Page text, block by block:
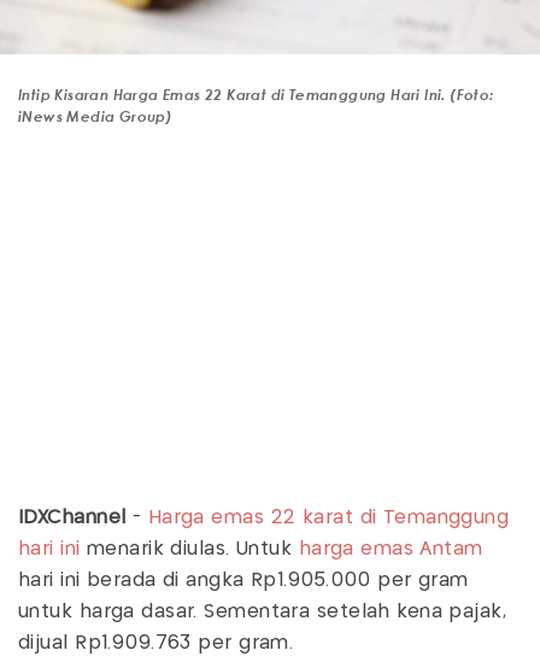
Intip Kisaran Harga Emas 22 Karat di Temanggung Hari Ini. (Foto:
iNews Media Group)
IDXChannel -
Harga emas 22 karat di Temanggung
hari ini menarik diulas. Untuk harga emas Antam
hari ini berada di angka Rp1.905.000 per gram
untuk harga dasar. Sementara setelah kena pajak,
dijual Rp1.909.763 per gram.